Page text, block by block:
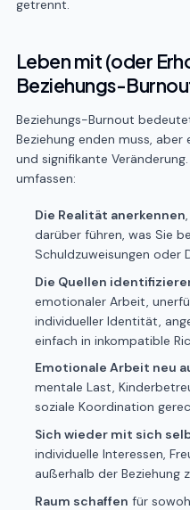
getrennt.
Leben mit (oder
Beziehungs-
Beziehungs-Burnout
Beziehung enden muss,
und signifikante
umfassen:
Die Realität anerkennen
darüber führen, was Sie
Schuldzuweisungen oder
Die Quellen
emotionaler Arbeit,
individueller Identität,
einfach in inkompatible
Emotionale Arbeit neu
mentale Last,
soziale Koordination
Sich wieder mit sich
individuelle Interessen,
außerhalb der Beziehung
Raum schaffen für